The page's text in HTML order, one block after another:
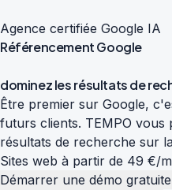
Agence certifiée Google IA
RéférencementGoogle
dominezlesrésultatsderec
Être premier sur Google,
futurs clients. TEMPO vous
résultats de recherche sur
Sites web à partir de 49 €/
Démarrer une démo